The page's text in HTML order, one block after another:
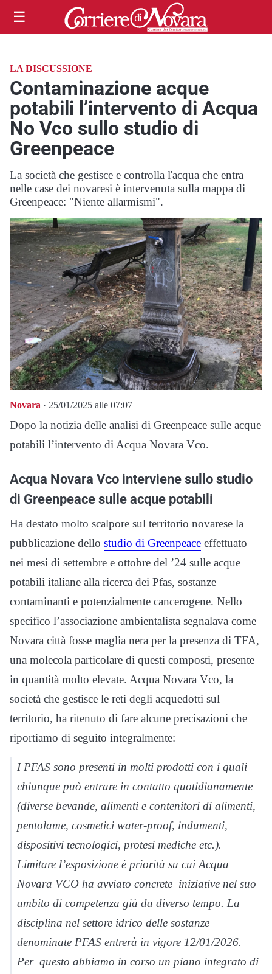
☰
LA DISCUSSIONE
Contaminazione acque
potabili l’intervento di Acqua
No Vco sullo studio di
Greenpeace
La società che gestisce e controlla l'acqua che entra
nelle case dei novaresi è intervenuta sulla mappa di
Greenpeace: "Niente allarmismi".
Novara · 25/01/2025 alle 07:07
Dopo la notizia delle analisi di Greenpeace sulle acque
potabili l’intervento di Acqua Novara Vco.
Acqua Novara Vco interviene sullo studio
di Greenpeace sulle acque potabili
Ha destato molto scalpore sul territorio novarese la
pubblicazione dello studio di Greenpeace effettuato
nei mesi di settembre e ottobre del ’24 sulle acque
potabili italiane alla ricerca dei Pfas, sostanze
contaminanti e potenzialmente cancerogene. Nello
specifico l’associazione ambientalista segnalava come
Novara città fosse maglia nera per la presenza di TFA,
una molecola particolare di questi composti, presente
in quantità molto elevate. Acqua Novara Vco, la
società che gestisce le reti degli acquedotti sul
territorio, ha ritenuto di fare alcune precisazioni che
riportiamo di seguito integralmente:
I PFAS sono presenti in molti prodotti con i quali
chiunque può entrare in contatto quotidianamente
(diverse bevande, alimenti e contenitori di alimenti,
pentolame, cosmetici water-proof, indumenti,
dispositivi tecnologici, protesi mediche etc.).
Limitare l’esposizione è priorità su cui Acqua
Novara VCO ha avviato concrete iniziative nel suo
ambito di competenza già da diverso tempo. La
disciplina nel settore idrico delle sostanze
denominate PFAS entrerà in vigore 12/01/2026.
Per questo abbiamo in corso un piano integrato di